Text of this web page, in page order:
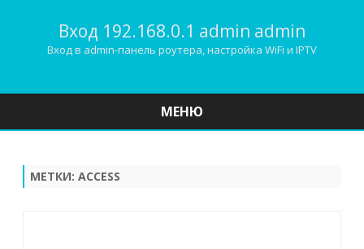
Вход 192.168.0.1 admin admin
Вход в admin-панель роутера, настройка WiFi и IPTV
МЕНЮ
МЕТКИ: ACCESS